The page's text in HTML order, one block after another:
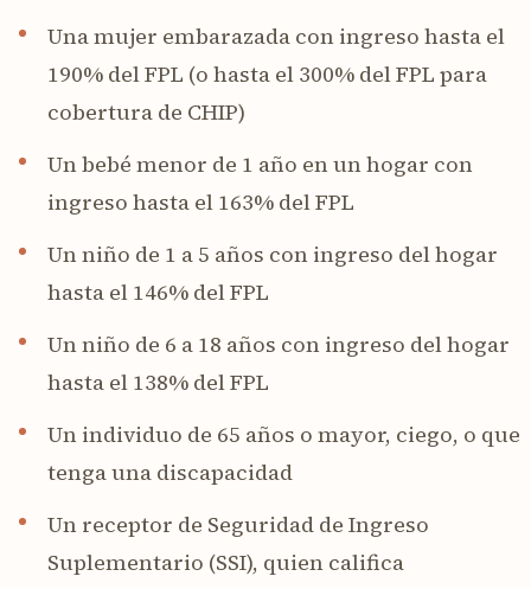
Una mujer embarazada con ingreso hasta el
190% del FPL (o hasta el 300% del FPL para
cobertura de CHIP)
Un bebé menor de 1 año en un hogar con
ingreso hasta el 163% del FPL
Un niño de 1 a 5 años con ingreso del hogar
hasta el 146% del FPL
Un niño de 6 a 18 años con ingreso del hogar
hasta el 138% del FPL
Un individuo de 65 años o mayor, ciego, o que
tenga una discapacidad
Un receptor de Seguridad de Ingreso
Suplementario (SSI), quien califica